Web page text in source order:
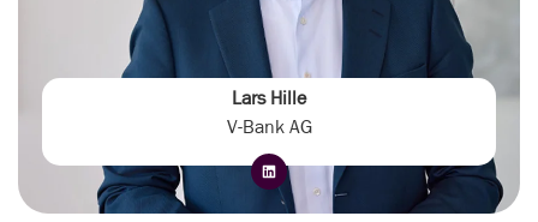
Lars Hille
V-Bank AG